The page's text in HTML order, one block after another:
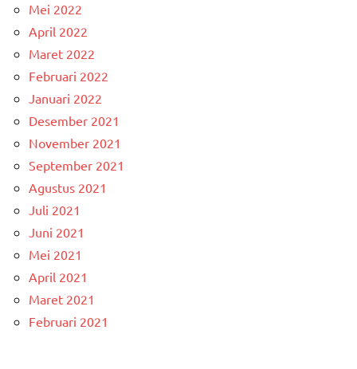
Mei 2022
April 2022
Maret 2022
Februari 2022
Januari 2022
Desember 2021
November 2021
September 2021
Agustus 2021
Juli 2021
Juni 2021
Mei 2021
April 2021
Maret 2021
Februari 2021